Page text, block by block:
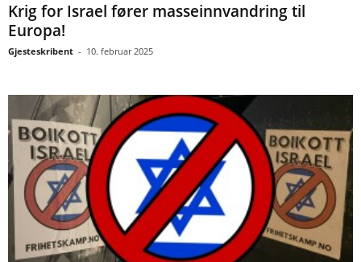
Krig for Israel fører masseinnvandring til
Europa!
Gjesteskribent - 10. februar 2025